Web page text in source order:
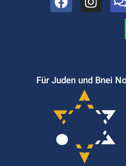
Für Juden und Bnei